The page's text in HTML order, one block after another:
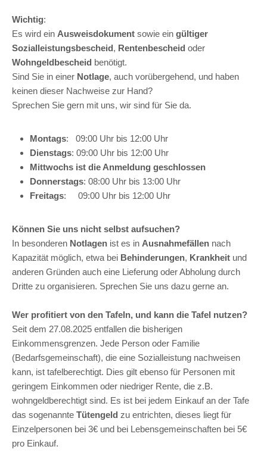
Wichtig:
Es wird ein Ausweisdokument sowie ein gültiger
Sozialleistungsbescheid, Rentenbescheid oder
Wohngeldbescheid benötigt.
Sind Sie in einer Notlage, auch vorübergehend, und haben
keinen dieser Nachweise zur Hand?
Sprechen Sie gern mit uns, wir sind für Sie da.
Montags: 09:00 Uhr bis 12:00 Uhr
Dienstags: 09:00 Uhr bis 12:00 Uhr
Mittwochs ist die Anmeldung geschlossen
Donnerstags: 08:00 Uhr bis 13:00 Uhr
Freitags: 09:00 Uhr bis 12:00 Uhr
Können Sie uns nicht selbst aufsuchen?
In besonderen Notlagen ist es in Ausnahmefällen nach
Kapazität möglich, etwa bei Behinderungen, Krankheit und
anderen Gründen auch eine Lieferung oder Abholung durch
Dritte zu organisieren. Sprechen Sie uns dazu gerne an.
Wer profitiert von den Tafeln, und kann die Tafel nutzen?
Seit dem 27.08.2025 entfallen die bisherigen
Einkommensgrenzen. Jede Person oder Familie
(Bedarfsgemeinschaft), die eine Sozialleistung nachweisen
kann, ist tafelberechtigt. Dies gilt ebenso für Personen mit
geringem Einkommen oder niedriger Rente, die z.B.
wohngeldberechtigt sind. Es ist bei jedem Einkauf an der Tafe
das sogenannte Tütengeld zu entrichten, dieses liegt für
Einzelpersonen bei 3€ und bei Lebensgemeinschaften bei 5€
pro Einkauf.